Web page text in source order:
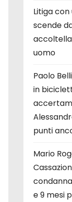
Litiga
scende
uomo
Paolo
in
punti
Mario
e 9 mesi